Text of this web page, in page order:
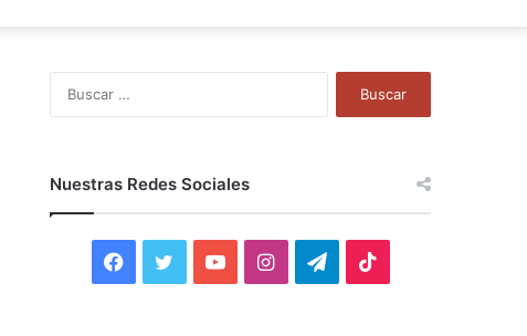
Nuestras Redes Sociales
F
Y
I
T